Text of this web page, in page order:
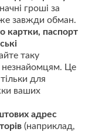
гроші за
завжди обман.
картки, паспорт
таку
незнайомцям. Це
для
ваших
адрес
(наприклад,